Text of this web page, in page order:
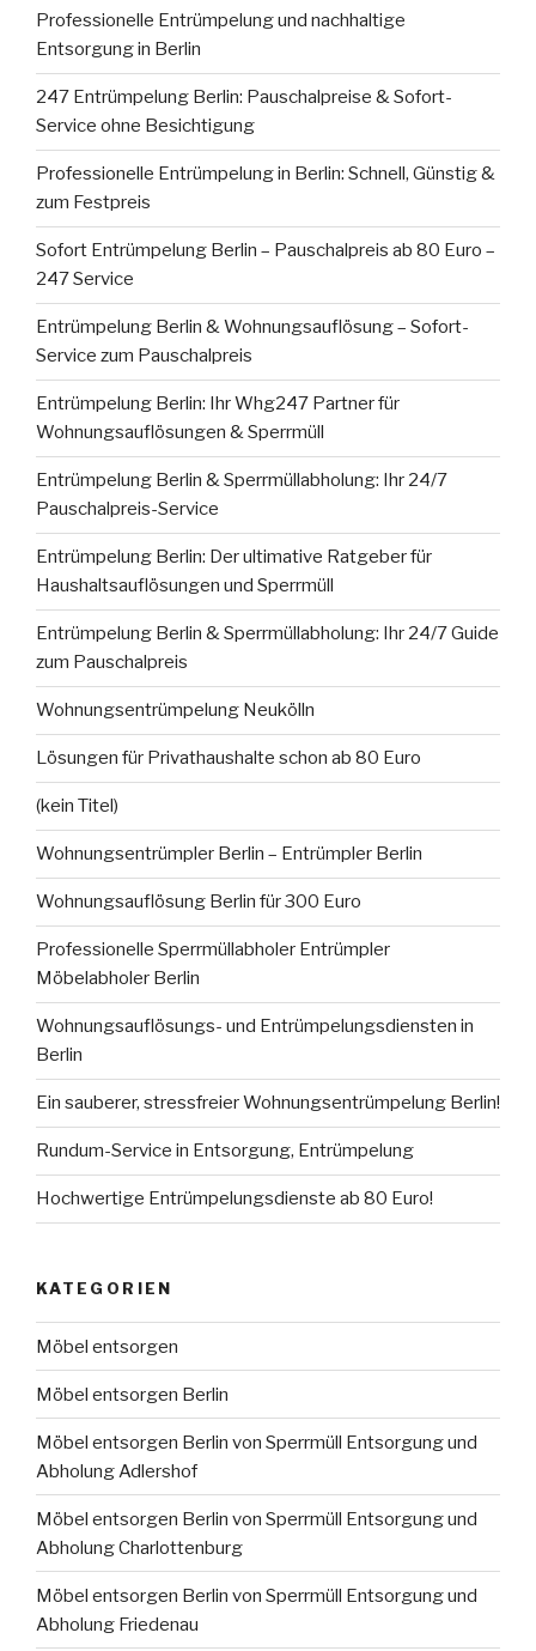
Professionelle Entrümpelung und nachhaltige
Entsorgung in Berlin
247 Entrümpelung Berlin: Pauschalpreise & Sofort-
Service ohne Besichtigung
Professionelle Entrümpelung in Berlin: Schnell, Günstig &
zum Festpreis
Sofort Entrümpelung Berlin – Pauschalpreis ab 80 Euro –
247 Service
Entrümpelung Berlin & Wohnungsauflösung – Sofort-
Service zum Pauschalpreis
Entrümpelung Berlin: Ihr Whg247 Partner für
Wohnungsauflösungen & Sperrmüll
Entrümpelung Berlin & Sperrmüllabholung: Ihr 24/7
Pauschalpreis-Service
Entrümpelung Berlin: Der ultimative Ratgeber für
Haushaltsauflösungen und Sperrmüll
Entrümpelung Berlin & Sperrmüllabholung: Ihr 24/7 Guide
zum Pauschalpreis
Wohnungsentrümpelung Neukölln
Lösungen für Privathaushalte schon ab 80 Euro
(kein Titel)
Wohnungsentrümpler Berlin – Entrümpler Berlin
Wohnungsauflösung Berlin für 300 Euro
Professionelle Sperrmüllabholer Entrümpler
Möbelabholer Berlin
Wohnungsauflösungs- und Entrümpelungsdiensten in
Berlin
Ein sauberer, stressfreier Wohnungsentrümpelung Berlin!
Rundum-Service in Entsorgung, Entrümpelung
Hochwertige Entrümpelungsdienste ab 80 Euro!
KATEGORIEN
Möbel entsorgen
Möbel entsorgen Berlin
Möbel entsorgen Berlin von Sperrmüll Entsorgung und
Abholung Adlershof
Möbel entsorgen Berlin von Sperrmüll Entsorgung und
Abholung Charlottenburg
Möbel entsorgen Berlin von Sperrmüll Entsorgung und
Abholung Friedenau